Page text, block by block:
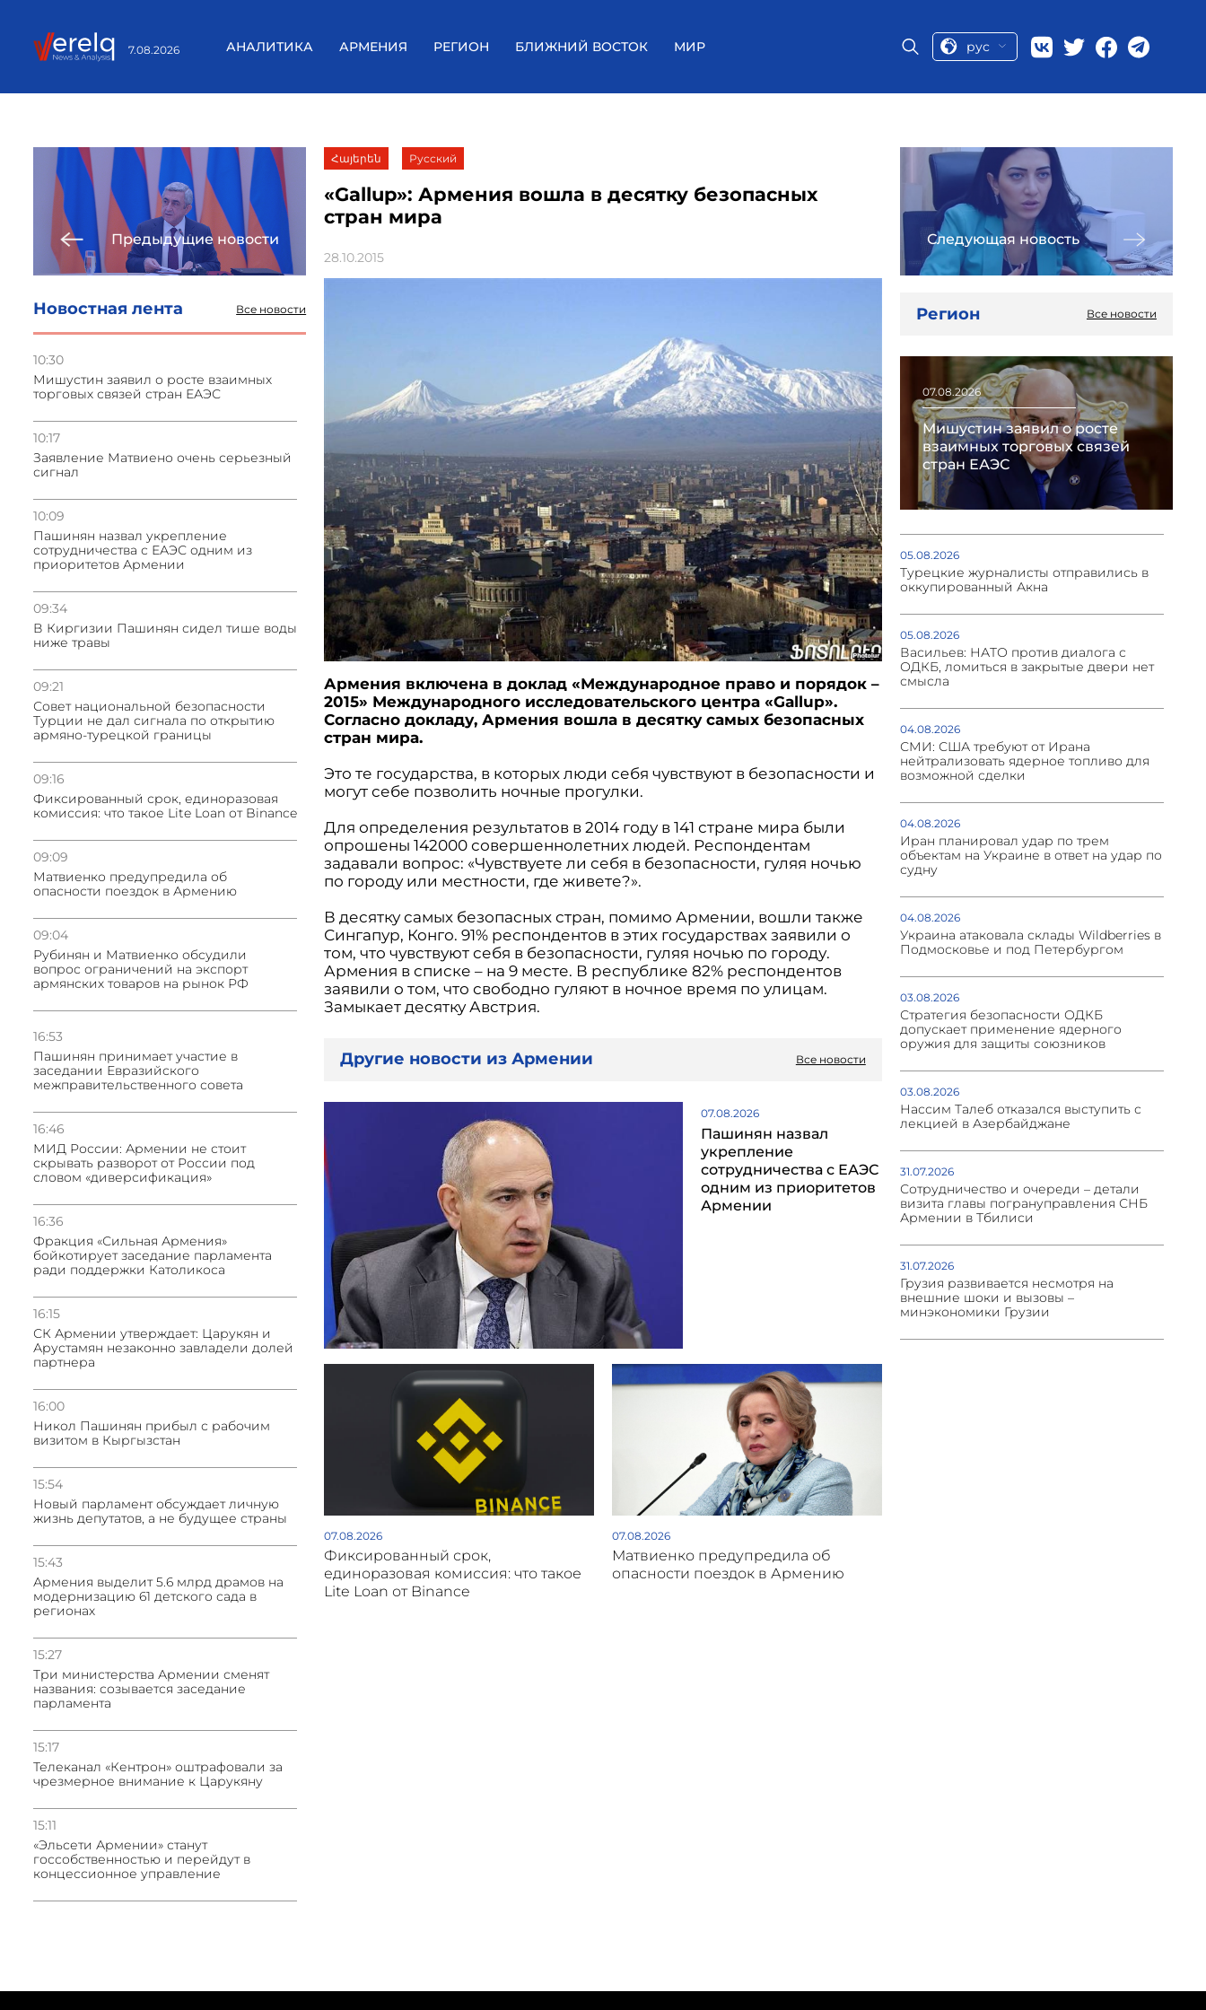
7.08.2026 АНАЛИТИКА АРМЕНИЯ РЕГИОН БЛИЖНИЙ ВОСТОК МИР рус
Предыдущие новости
Новостная лента Все новости
10:30
Мишустин заявил о росте взаимных
торговых связей стран ЕАЭС
10:17
Заявление Матвиено очень серьезный
сигнал
10:09
Пашинян назвал укрепление
сотрудничества с ЕАЭС одним из
приоритетов Армении
09:34
В Киргизии Пашинян сидел тише воды
ниже травы
09:21
Совет национальной безопасности
Турции не дал сигнала по открытию
армяно-турецкой границы
09:16
Фиксированный срок, единоразовая
комиссия: что такое Lite Loan от Binance
09:09
Матвиенко предупредила об
опасности поездок в Армению
09:04
Рубинян и Матвиенко обсудили
вопрос ограничений на экспорт
армянских товаров на рынок РФ
16:53
Пашинян принимает участие в
заседании Евразийского
межправительственного совета
16:46
МИД России: Армении не стоит
скрывать разворот от России под
словом «диверсификация»
16:36
Фракция «Сильная Армения»
бойкотирует заседание парламента
ради поддержки Католикоса
16:15
СК Армении утверждает: Царукян и
Арустамян незаконно завладели долей
партнера
16:00
Никол Пашинян прибыл с рабочим
визитом в Кыргызстан
15:54
Новый парламент обсуждает личную
жизнь депутатов, а не будущее страны
15:43
Армения выделит 5.6 млрд драмов на
модернизацию 61 детского сада в
регионах
15:27
Три министерства Армении сменят
названия: созывается заседание
парламента
15:17
Телеканал «Кентрон» оштрафовали за
чрезмерное внимание к Царукяну
15:11
«Эльсети Армении» станут
госсобственностью и перейдут в
концессионное управление
Հայերեն Русский
«Gallup»: Армения вошла в десятку безопасных
стран мира
28.10.2015
Армения включена в доклад «Международное право и порядок –
2015» Международного исследовательского центра «Gallup».
Согласно докладу, Армения вошла в десятку самых безопасных
стран мира.
Это те государства, в которых люди себя чувствуют в безопасности и
могут себе позволить ночные прогулки.
Для определения результатов в 2014 году в 141 стране мира были
опрошены 142000 совершеннолетних людей. Респондентам
задавали вопрос: «Чувствуете ли себя в безопасности, гуляя ночью
по городу или местности, где живете?».
В десятку самых безопасных стран, помимо Армении, вошли также
Сингапур, Конго. 91% респондентов в этих государствах заявили о
том, что чувствуют себя в безопасности, гуляя ночью по городу.
Армения в списке – на 9 месте. В республике 82% респондентов
заявили о том, что свободно гуляют в ночное время по улицам.
Замыкает десятку Австрия.
Другие новости из Армении Все новости
07.08.2026
Пашинян назвал
укрепление
сотрудничества с ЕАЭС
одним из приоритетов
Армении
07.08.2026
Фиксированный срок,
единоразовая комиссия: что такое
Lite Loan от Binance
07.08.2026
Матвиенко предупредила об
опасности поездок в Армению
Следующая новость
Регион Все новости
07.08.2026
Мишустин заявил о росте
взаимных торговых связей
стран ЕАЭС
05.08.2026
Турецкие журналисты отправились в
оккупированный Акна
05.08.2026
Васильев: НАТО против диалога с
ОДКБ, ломиться в закрытые двери нет
смысла
04.08.2026
СМИ: США требуют от Ирана
нейтрализовать ядерное топливо для
возможной сделки
04.08.2026
Иран планировал удар по трем
объектам на Украине в ответ на удар по
судну
04.08.2026
Украина атаковала склады Wildberries в
Подмосковье и под Петербургом
03.08.2026
Стратегия безопасности ОДКБ
допускает применение ядерного
оружия для защиты союзников
03.08.2026
Нассим Талеб отказался выступить с
лекцией в Азербайджане
31.07.2026
Сотрудничество и очереди – детали
визита главы погрануправления СНБ
Армении в Тбилиси
31.07.2026
Грузия развивается несмотря на
внешние шоки и вызовы –
минэкономики Грузии